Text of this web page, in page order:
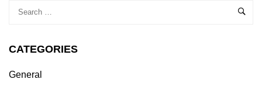
CATEGORIES
General